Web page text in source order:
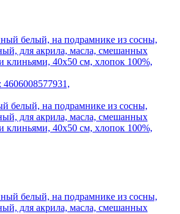
4606008577931,
белый, на подрамнике из сосны,
для акрила, масла, смешанных
клиньями, 40х50 см, хлопок 100%,